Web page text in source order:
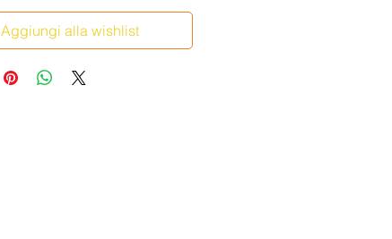
Aggiungi alla wishlist